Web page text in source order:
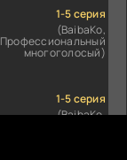
1-5 серия
(BaibaKo,
Профессиональный
многоголосый)
1-5 серия
(BaibaKo,